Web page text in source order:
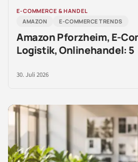
E-COMMERCE & HANDEL
AMAZON
E-COMMERCE TRENDS
Amazon Pforzheim, E-
Logistik, Onlinehandel: 5
30. Juli 2026